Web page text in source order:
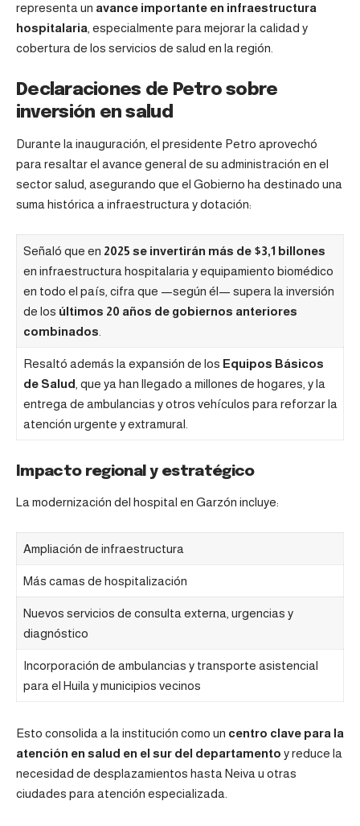
representa un avance importante en infraestructura
hospitalaria, especialmente para mejorar la calidad y
cobertura de los servicios de salud en la región.
Declaraciones de Petro sobre
inversión en salud
Durante la inauguración, el presidente Petro aprovechó
para resaltar el avance general de su administración en el
sector salud, asegurando que el Gobierno ha destinado una
suma histórica a infraestructura y dotación:
Señaló que en 2025 se invertirán más de $3,1 billones
en infraestructura hospitalaria y equipamiento biomédico
en todo el país, cifra que —según él— supera la inversión
de los últimos 20 años de gobiernos anteriores
combinados
Resaltó además la expansión de los Equipos Básicos
de Salud , que ya han llegado a millones de hogares, y la
entrega de ambulancias y otros vehículos para reforzar la
atención urgente y extramural.
Impacto regional y estratégico
La modernización del hospital en Garzón incluye:
Ampliación de infraestructura
Más camas de hospitalización
Nuevos servicios de consulta externa, urgencias y
diagnóstico
Incorporación de ambulancias y transporte asistencial
para el Huila y municipios vecinos
Esto consolida a la institución como un centro clave para la
atención en salud en el sur del departamento y reduce la
necesidad de desplazamientos hasta Neiva u otras
ciudades para atención especializada.